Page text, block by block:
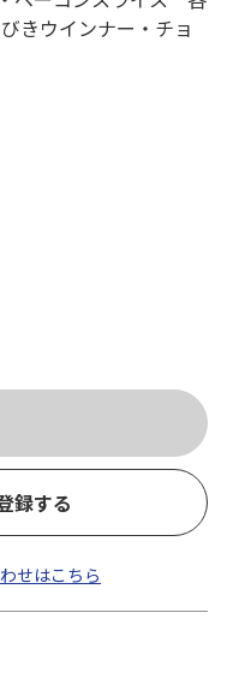
きウインナー・チョ
録する
せはこちら